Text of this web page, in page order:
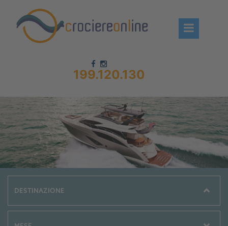
199.120.130
Chi siamo – CrociereOnLine
Destinazioni Crociere
Prenota crociere
News